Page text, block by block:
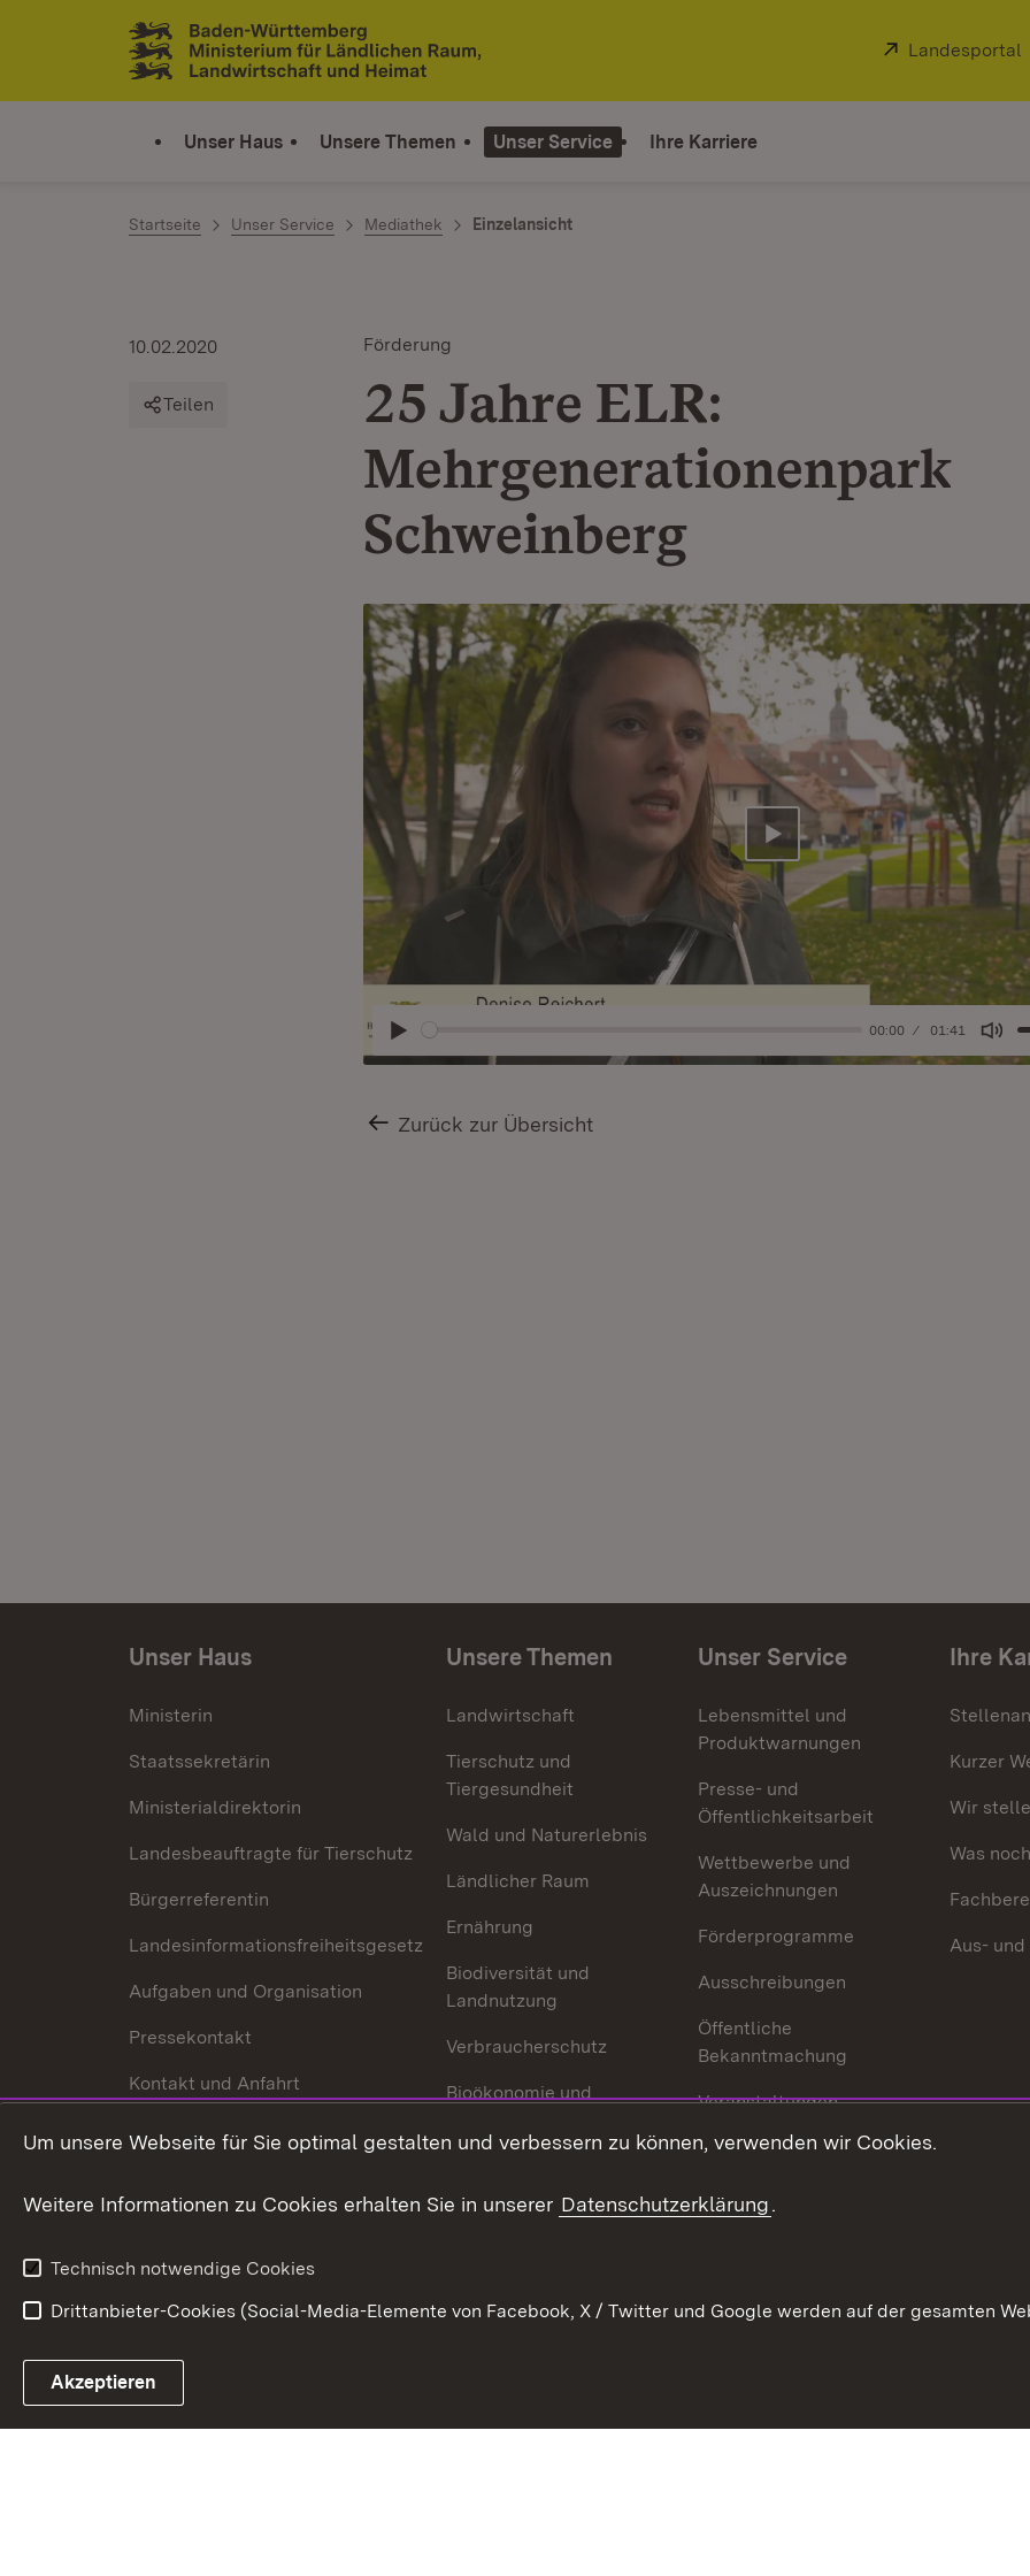
Zum Inhalt springen
Link zur Startseite
Extern:
Landesportal
Unser Haus Unsere Themen Unser Service Ihre Karriere
Startseite Unser Service Mediathek Einzelansicht
Förderung
25 Jahre ELR:
Mehrgenerationenpark
Schweinberg
10.02.2020
Teilen
Abspielen
00:00 01:41
Abspielen
Zurück zur Übersicht
Unser Haus
Ministerin
Staatssekretärin
Ministerialdirektorin
Landesbeauftragte für Tierschutz
Bürgerreferentin
Landesinformationsfreiheitsgesetz
Aufgaben und Organisation
Pressekontakt
Kontakt und Anfahrt
Unsere Themen
Landwirtschaft
Tierschutz und
Tiergesundheit
Wald und Naturerlebnis
Ländlicher Raum
Ernährung
Biodiversität und
Landnutzung
Verbraucherschutz
Bioökonomie und
Unser Service
Lebensmittel und
Produktwarnungen
Presse- und
Öffentlichkeitsarbeit
Wettbewerbe und
Auszeichnungen
Förderprogramme
Ausschreibungen
Öffentliche
Bekanntmachung
Veranstaltungen
Mediathek
Publikationen
Ihre
Kurzer
Wir
Was
Aus-
Link zum Landesportal
Um unsere Webseite für Sie optimal gestalten und verbessern zu können, verwenden wir Cookies.
Weitere Informationen zu Cookies erhalten Sie in unserer Datenschutzerklärung.
Technisch notwendige Cookies
Drittanbieter-Cookies (Social-Media-Elemente von Facebook, X / Twitter und Google werden auf der gesamten
Akzeptieren